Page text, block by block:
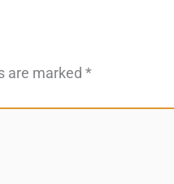
are marked *